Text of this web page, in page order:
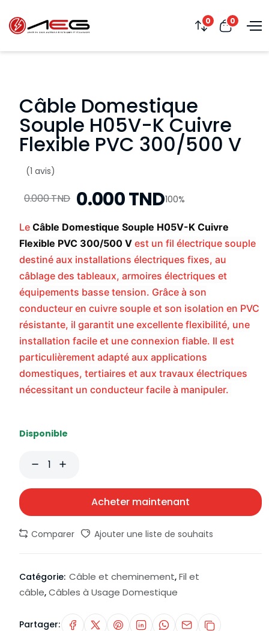
0 0
Câble Domestique
Souple H05V-K Cuivre
Flexible PVC 300/500 V
(1 avis)
0.000 TND 0.000 TND100%
Le Câble Domestique Souple H05V-K Cuivre
Flexible PVC 300/500 V est un fil électrique souple
destiné aux installations électriques fixes, au
câblage des tableaux, armoires électriques et
équipements basse tension. Grâce à son
conducteur en cuivre souple et son isolation en PVC
résistante, il garantit une excellente flexibilité, une
installation facile et une connexion fiable. Il est
particulièrement adapté aux applications
domestiques, tertiaires et aux travaux électriques
nécessitant un conducteur facile à manipuler.
Disponible
Acheter maintenant
Comparer Ajouter une liste de souhaits
Catégorie: Câble et cheminement, Fil et
câble, Câbles à Usage Domestique
Partager: